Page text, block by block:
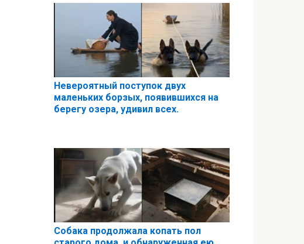
Невероятный поступок двух
маленьких борзых, появившихся на
берегу озера, удивил всех.
Собака продолжала копать пол